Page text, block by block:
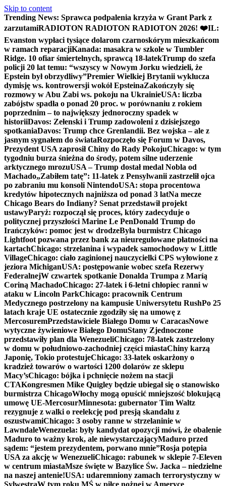
Skip to content
Trending News: Sprawca podpalenia krzyża w Grant Park z
zarzutamiRADIOTON RADIOTON RADIOTON 2026! ❤️IL:
Evanston wypłaci tysiące dolarom czarnoskórym mieszkańcom
w ramach reparacjiKanada: masakra w szkole w Tumbler
Ridge. 10 ofiar śmiertelnych, sprawcą 18-latekTrump do szefa
policji 20 lat temu: “wszyscy w Nowym Jorku wiedzieli, że
Epstein był obrzydliwy”Premier Wielkiej Brytanii wyklucza
dymisję ws. kontrowersji wokół EpsteinaZakończyły się
rozmowy w Abu Zabi ws. pokoju na UkrainieUSA: liczba
zabójstw spadła o ponad 20 proc. w porównaniu z rokiem
poprzednim – to największy jednoroczny spadek w
historiiDavos: Zełenski i Trump zadowoleni z dzisiejszego
spotkaniaDavos: Trump chce Grenlandii. Bez wojska – ale z
jasnym sygnałem do świataRozpoczęło się Forum w Davos,
Prezydent USA zaprosił Chiny do Rady PokojuChicago: w tym
tygodniu burza śnieżna do środy, potem silne uderzenie
arktycznego mrozuUSA – Trump dostał medal Nobla od
Machado„Zabiłem tatę”: 11-latek z Pensylwanii zastrzelił ojca
po zabraniu mu konsoli NintendoUSA: stopa procentowa
kredytów hipotecznych najniższa od ponad 3 latNa mecze
Chicago Bears do Indiany? Senat przedstawił projekt
ustawyParyż: rozpoczął się proces, który zadecyduje o
politycznej przyszłości Marine Le PenDonald Trump do
Irańczyków: pomoc jest w drodzeByła burmistrz Chicago
Lightfoot pozwana przez bank za nieuregulowane płatności na
kartachChicago: strzelanina i wypadek samochodowy w Little
VillageChicago: ciało zaginionej nauczycielki CPS wyłowione z
jeziora MichiganUSA: postępowanie wobec szefa Rezerwy
FederalnejW czwartek spotkanie Donalda Trumpa z Maríą
Coriną MachadoChicago: 27-latek i 6-letni chłopiec ranni w
ataku w Lincoln ParkChicago: pracownik Centrum
Medycznego postrzelony na kampusie Uniwersytetu RushPo 25
latach kraje UE ostatecznie zgodziły się na umowę z
MercosuremPrzedstawiciele Białego Domu w CaracasNowe
wytyczne żywieniowe Białego DomuStany Zjednoczone
przedstawiły plan dla WenezueliChicago: 78-latek zastrzelony
w domu w południowo-zachodniej części miastaChiny karzą
Japonię, Tokio protestujeChicago: 33-latek oskarżony o
kradzież towarów o wartości 1200 dolarów ze sklepu
Macy’sChicago: bójka i pchnięcie nożem na stacji
CTAKongresmen Mike Quigley będzie ubiegał się o stanowisko
burmistrza ChicagoWłochy mogą opuścić mniejszość blokującą
umowę UE-MercosurMinnesota: gubernator Tim Waltz
rezygnuje z walki o reelekcję pod presją skandalu z
oszustwamiChicago: 3 osoby ranne w strzelaninie w
LawndaleWenezuela: były kandydat opozycji mówi, że obalenie
Maduro to ważny krok, ale niewystarczającyMaduro przed
sądem: “jestem prezydentem, porwano mnie”Rosja potępia
USA za akcję w WenezueliChicago: rabunek w sklepie 7-Eleven
w centrum miastaMsze święte w Bazylice Św. Jacka – niedzielne
na naszej antenie!USA: udaremniony zamach terrorystyczny w
SylwestraW tym roku MŚ w piłce nożnej w Ameryce